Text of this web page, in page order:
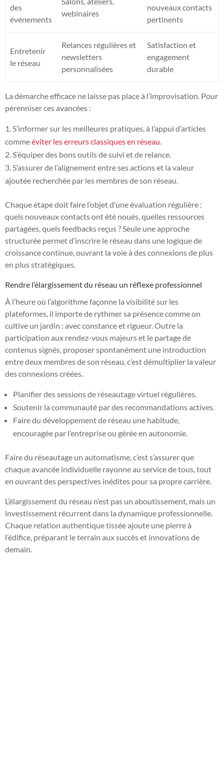
des
événements
webinaires
nouveaux contacts
pertinents
Entretenir
le réseau
Relances régulières et
newsletters
personnalisées
Satisfaction et
engagement
durable
La démarche efficace ne laisse pas place à l’improvisation. Pour
pérenniser ces avancées :
S’informer sur les meilleures pratiques, à l’appui d’articles
commeéviter les erreurs classiques en réseau
S’équiper des bons outils de suivi et de relance.
S’assurer de l’alignement entre ses actions et la valeur
ajoutée recherchée par les membres de son réseau.
Chaque étape doit faire l’objet d’une évaluation régulière :
quels nouveaux contacts ont été noués, quelles ressources
partagées, quels feedbacks reçus ? Seule une approche
structurée permet d’inscrire le réseau dans une logique de
croissance continue, ouvrant la voie à des connexions de plus
en plus stratégiques.
Rendre l’élargissement du réseau un réflexe professionnel
À l’heure où l’algorithme façonne la visibilité sur les
plateformes, il importe de rythmer sa présence comme on
cultive un jardin : avec constance et rigueur. Outre la
participation aux rendez-vous majeurs et le partage de
contenus signés, proposer spontanément une introduction
entre deux membres de son réseau, c’est démultiplier la valeur
des connexions créées.
Planifier des sessions de réseautage virtuel régulières.
Soutenir la communauté par des recommandations actives.
Faire du développement de réseau une habitude,
encouragée par l’entreprise ou gérée en autonomie.
Faire du réseautage un automatisme, c’est s’assurer que
chaque avancée individuelle rayonne au service de tous, tout
en ouvrant des perspectives inédites pour sa propre carrière.
L’élargissement du réseau n’est pas un aboutissement, mais un
investissement récurrent dans la dynamique professionnelle.
Chaque relation authentique tissée ajoute une pierre à
l’édifice, préparant le terrain aux succès et innovations de
demain.